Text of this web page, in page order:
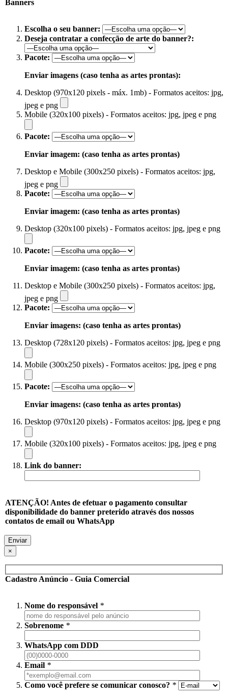
Banners
Escolha o seu banner:
Deseja contratar a confecção de arte do banner?:
Pacote:
Enviar imagens (caso tenha as artes prontas):
Desktop (970x120 pixels - máx. 1mb) - Formatos aceitos: jpg,
jpeg e png
Mobile (320x100 pixels) - Formatos aceitos: jpg, jpeg e png
Pacote:
Enviar imagem: (caso tenha as artes prontas)
Desktop e Mobile (300x250 pixels) - Formatos aceitos: jpg,
jpeg e png
Pacote:
Enviar imagem: (caso tenha as artes prontas)
Desktop (320x100 pixels) - Formatos aceitos: jpg, jpeg e png
Pacote:
Enviar imagem: (caso tenha as artes prontas)
Desktop e Mobile (300x250 pixels) - Formatos aceitos: jpg,
jpeg e png
Pacote:
Enviar imagens: (caso tenha as artes prontas)
Desktop (728x120 pixels) - Formatos aceitos: jpg, jpeg e png
Mobile (300x250 pixels) - Formatos aceitos: jpg, jpeg e png
Pacote:
Enviar imagens: (caso tenha as artes prontas)
Desktop (970x120 pixels) - Formatos aceitos: jpg, jpeg e png
Mobile (320x100 pixels) - Formatos aceitos: jpg, jpeg e png
Link do banner:
ATENÇÃO! Antes de efetuar o pagamento consultar
disponibilidade do banner preterido através dos nossos
contatos de email ou WhatsApp
×
Cadastro Anúncio - Guia Comercial
Nome do responsável *
Sobrenome *
WhatsApp com DDD
Email *
Como você prefere se comunicar conosco? *